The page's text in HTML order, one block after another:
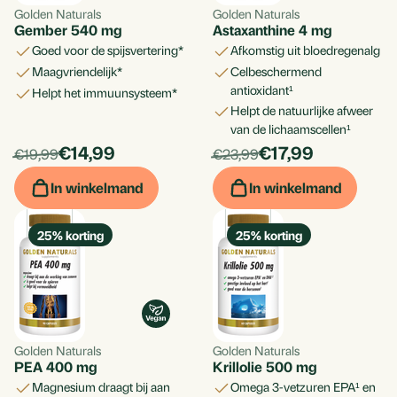
Aan standaard lijst
Aan nieuwe lijst
Bekijk
Geschikt voor gebruik overdag zonder slaperigheid te
veroorzaken.
Een rijke historie als natuurlijke rustgever, ondersteund
door hedendaags gebruik.
Wat maakt Valeriaan een bijzondere keuze voor
natuurlijke rust?
Golden Naturals
Gember 540 mg
goed voor de spijsvertering*
maagvriendelijk*
helpt het immuunsysteem*
Per
stuk
products.price_default:
€19,99products.price_discounted:
€14,99
In winkelmand
Golden Naturals
Astaxanthine 4 mg
afkomstig uit bloedregenalg
celbeschermend
antioxidant¹
helpt de natuurlijke afweer
van de lichaamscellen¹
Per
stuk
products.price_default:
€23,99€17,99
In winkelmand
25% korting
Golden Naturals
PEA 400 mg
magnesium draagt bij aan
25% korting
Golden Naturals
Krillolie 500 mg
omega 3-vetzuren EPA¹ en